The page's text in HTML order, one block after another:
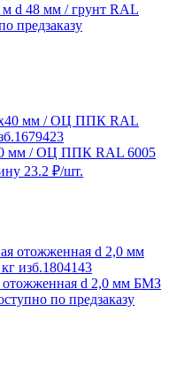
d 48 мм / грунт RAL
предзаказу
мм / ОЦ ППК RAL 6005
23.2 ₽/шт.
отожженная d 2,0 мм БМЗ
по предзаказу